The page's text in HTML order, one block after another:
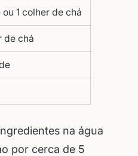
ou 1 colher de chá
de chá
na água
por cerca de 5